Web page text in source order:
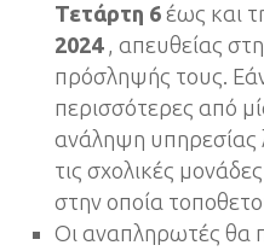
Τετάρτη 6 έως και
2024, απευθείας
πρόσληψής τους.
περισσότερες από
ανάληψη υπηρεσίας
τις σχολικές
στην οποία
Οι αναπληρωτές θα